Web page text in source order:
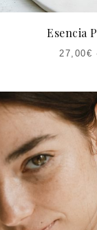
Esencia
27,00€